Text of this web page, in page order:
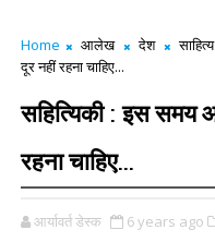
Home आलेख देश साहित्य
दूर नहीं रहना चाहिए...
सहित्यिकी : इस समय
रहना चाहिए...
आर्यावर्त डेस्क 6 years ago